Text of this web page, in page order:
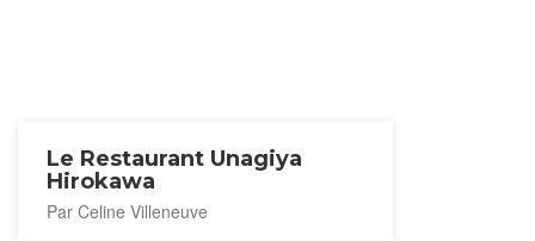
Le Restaurant Unagiya
Hirokawa
Par Celine Villeneuve